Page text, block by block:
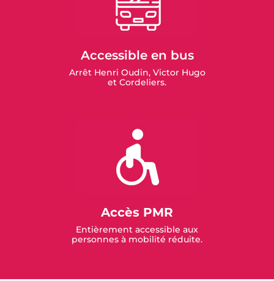
Accessible en bus
Arrêt Henri Oudin, Victor Hugo
et Cordeliers.
Accès PMR
Entièrement accessible aux
personnes à mobilité réduite.